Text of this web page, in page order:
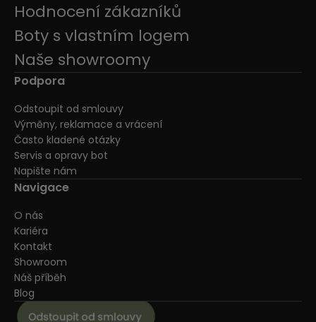
Hodnocení zákazníků
Boty s vlastním logem
Naše showroomy
Podpora
Odstoupit od smlouvy
Výměny, reklamace a vrácení
Často kladené otázky
Servis a opravy bot
Napište nám
Navigace
O nás
Kariéra
Kontakt
Showroom
Náš příběh
Blog